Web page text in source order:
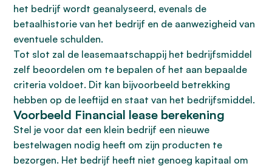
het bedrijf wordt geanalyseerd, evenals de
betaalhistorie van het bedrijf en de aanwezigheid van
eventuele schulden.
Tot slot zal de leasemaatschappij het bedrijfsmiddel
zelf beoordelen om te bepalen of het aan bepaalde
criteria voldoet. Dit kan bijvoorbeeld betrekking
hebben op de leeftijd en staat van het bedrijfsmiddel.
Voorbeeld Financial lease berekening
Stel je voor dat een klein bedrijf een nieuwe
bestelwagen nodig heeft om zijn producten te
bezorgen. Het bedrijf heeft niet genoeg kapitaal om